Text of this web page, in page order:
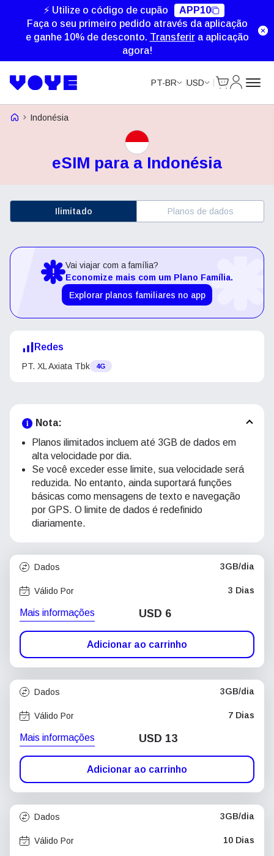
⚡ Utilize o código de cupão
APP10
Faça o seu primeiro pedido através da aplicação
e ganhe 10% de desconto. Transferira aplicação
agora!
PT-BR USD
Voye Homepage
Indonésia
eSIM para a Indonésia
Ilimitado Planos de dados
Vai viajar com a família?
Economize mais com um Plano Família.
Explorar planos familiares no app
Redes
PT. XL Axiata Tbk 4G
Nota:
Planos ilimitados incluem até 3GB de dados em
alta velocidade por dia.
Se você exceder esse limite, sua velocidade será
reduzida. No entanto, ainda suportará funções
básicas como mensagens de texto e navegação
por GPS. O limite de dados é redefinido
diariamente.
Dados 3GB/dia
Válido Por 3 Dias
Mais informações USD 6
Adicionar ao carrinho
Dados 3GB/dia
Válido Por 7 Dias
Mais informações USD 13
Adicionar ao carrinho
Dados 3GB/dia
Válido Por 10 Dias